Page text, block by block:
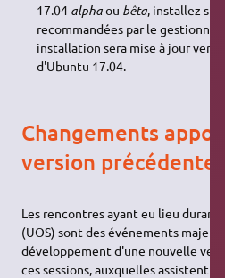
17.04 alphaou bêta, installez
recommandées par le
installation sera mise à jour vers
d'Ubuntu 17.04.
Changements
version précédente
Les rencontres ayant eu lieu durant
(UOS) sont des événements majeurs
développement d'une nouvelle
ces sessions, auxquelles assistent